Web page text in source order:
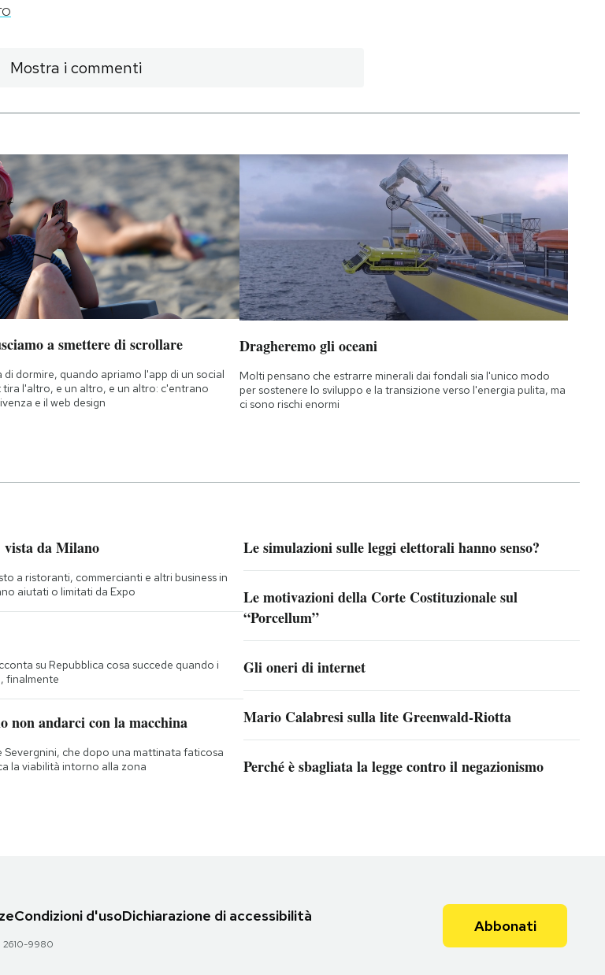
Mostra i commenti
a smettere di scrollare
di dormire, quando apriamo l'app di un social
tira l'altro, e un altro, e un altro: c'entrano
e il web design
Dragheremo gli oceani
Molti pensano che estrarre minerali dai fondali sia l'unico modo
per sostenere lo sviluppo e la transizione verso l'energia pulita, ma
ci sono rischi enormi
vista da Milano
a ristoranti, commercianti e altri business in
aiutati o limitati da Expo
su Repubblica cosa succede quando i
finalmente
non andarci con la macchina
Severgnini, che dopo una mattinata faticosa
la viabilità intorno alla zona
Le simulazioni sulle leggi elettorali hanno senso?
Le motivazioni della Corte Costituzionale sul
“Porcellum”
Gli oneri di internet
Mario Calabresi sulla lite Greenwald-Riotta
Perché è sbagliata la legge contro il negazionismo
Condizioni d'usoDichiarazione di accessibilità
2610-9980
Abbonati